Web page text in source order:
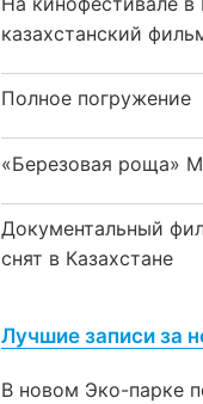
казахстанский
Полное погружение
«Березовая роща»
Документальный
снят в Казахстане
Лучшие записи за
В новом Эко-парке